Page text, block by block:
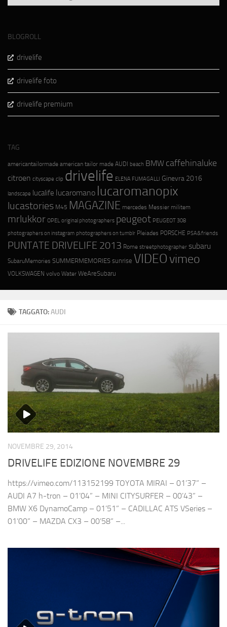
TAGGATO:AUDI
NOVEMBRE 29, 2014
DRIVELIFE EDIZIONE NOVEMBRE 29
https://vimeo.com/113152199 TOYOTA MIRAI – 01’37” –
AUDI A7 h-tron – 01’04” – MINI CITYSURFER – 00’43” –
BMW X6 DynamoCamp – 01’51” – CADILLAC ATS VSeries –
01’00” – MAZDA CX3 – 00’58” –...
BLOGROLL
drivelife
drivelife foto
drivelife premium
TAG
americantailormade american tailor made AUDI beach BMW caffehinaluke
citroen cityscape clip drivelife ELENA FUMAGALLI Ginevra 2016
landscape lucalife lucaromano lucaromanopix
lucastories M45 MAGAZINE mercedes Messier militem
mrlukkor OPEL original photographers peugeot PEUGEOT 308
photographers on instagram photographers on tumblr Pleiades PORSCHE PSA&friends
PUNTATE DRIVELIFE 2013 Rome streetphotographer subaru
SubaruMemories SUMMERMEMORIES sunrise VIDEOvimeo
VOLKSWAGEN volvo Water WeAreSubaru